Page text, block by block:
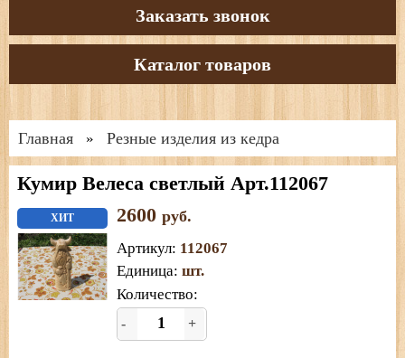
Заказать звонок
Каталог товаров
Главная » Резные изделия из кедра
Кумир Велеса светлый Арт.112067
ХИТ 2600 руб.
Артикул: 112067
Единица: шт.
Количество:
- +